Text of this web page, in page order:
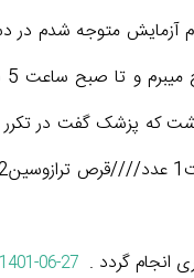
به پزشک و انجام آزمایش
پزشک گفت در تکرر
1401-06-27